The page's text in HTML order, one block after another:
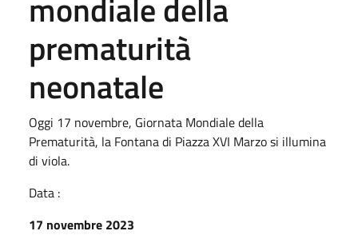
prematurità
neonatale
Oggi 17 novembre, Giornata Mondiale della
Prematurità, la Fontana di Piazza XVI Marzo si illumina
di viola.
Data :
17 novembre 2023